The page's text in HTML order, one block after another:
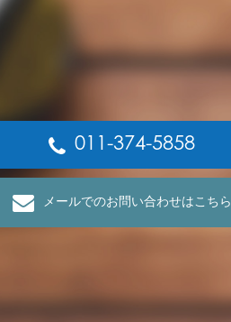
011-374-5858
メールでのお問い合わせはこちら